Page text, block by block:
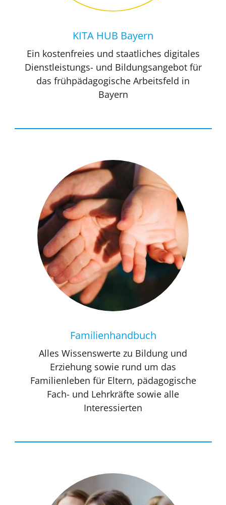
KITA HUB Bayern
Ein kostenfreies und staatliches digitales
Dienstleistungs- und Bildungsangebot für
das frühpädagogische Arbeitsfeld in
Bayern
Familien­handbuch
Alles Wissenswerte zu Bildung und
Erziehung sowie rund um das
Familienleben für Eltern, pädagogische
Fach- und Lehrkräfte sowie alle
Interessierten